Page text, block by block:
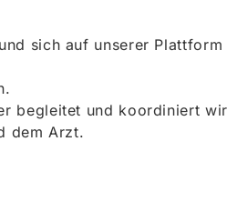
sich auf unserer
begleitet und koordiniert
dem Arzt.